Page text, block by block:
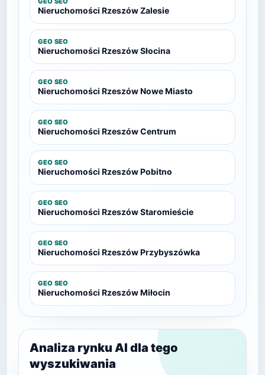
Nieruchomości Rzeszów Zalesie
GEO SEO
Nieruchomości Rzeszów Słocina
GEO SEO
Nieruchomości Rzeszów Nowe Miasto
GEO SEO
Nieruchomości Rzeszów Centrum
GEO SEO
Nieruchomości Rzeszów Pobitno
GEO SEO
Nieruchomości Rzeszów Staromieście
GEO SEO
Nieruchomości Rzeszów Przybyszówka
GEO SEO
Nieruchomości Rzeszów Miłocin
Analiza rynku AI dla tego
wyszukiwania